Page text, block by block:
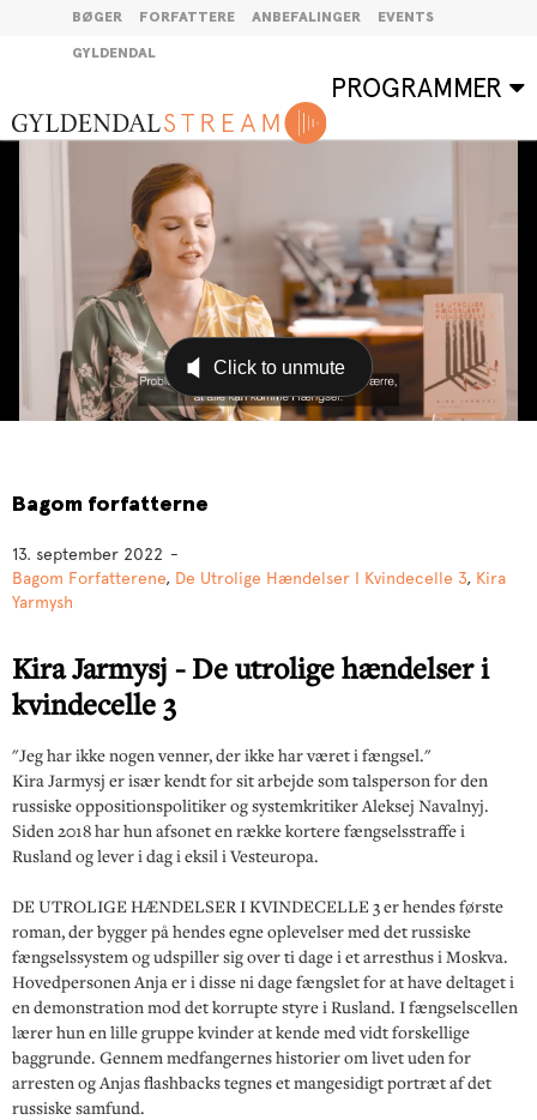
BØGER FORFATTERE ANBEFALINGER EVENTS
GYLDENDAL
PROGRAMMER
Bagom forfatterne
13. september 2022 -
Bagom Forfatterene, De Utrolige Hændelser I Kvindecelle 3, Kira
Yarmysh
Kira Jarmysj - De utrolige hændelser i
kvindecelle 3
"Jeg har ikke nogen venner, der ikke har været i fængsel."
Kira Jarmysj er især kendt for sit arbejde som talsperson for den
russiske oppositionspolitiker og systemkritiker Aleksej Navalnyj.
Siden 2018 har hun afsonet en række kortere fængselsstraffe i
Rusland og lever i dag i eksil i Vesteuropa.
DE UTROLIGE HÆNDELSER I KVINDECELLE 3er hendes første
roman, der bygger på hendes egne oplevelser med det russiske
fængselssystem og udspiller sig over ti dage i et arresthus i Moskva.
Hovedpersonen Anja er i disse ni dage fængslet for at have deltaget i
en demonstration mod det korrupte styre i Rusland. I fængselscellen
lærer hun en lille gruppe kvinder at kende med vidt forskellige
baggrunde. Gennem medfangernes historier om livet uden for
arresten og Anjas flashbacks tegnes et mangesidigt portræt af det
russiske samfund.